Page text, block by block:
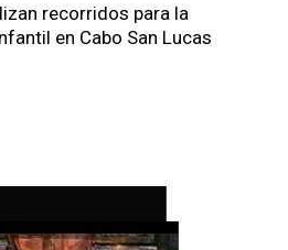
recorridos para la
en Cabo San Lucas